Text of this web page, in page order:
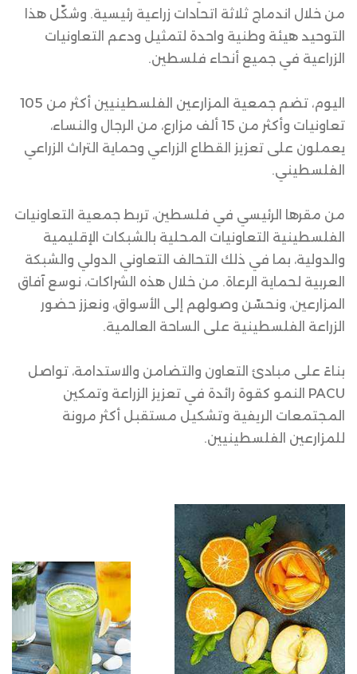
من خلال اندماج ثلاثة اتحادات زراعية رئيسية. وشكّل هذا
التوحيد هيئة وطنية واحدة لتمثيل ودعم التعاونيات
الزراعية في جميع أنحاء فلسطين.
اليوم، تضم جمعية المزارعين الفلسطينيين أكثر من 105
تعاونيات وأكثر من 15 ألف مزارع، من الرجال والنساء،
يعملون على تعزيز القطاع الزراعي وحماية التراث الزراعي
الفلسطيني.
من مقرها الرئيسي في فلسطين، تربط جمعية التعاونيات
الفلسطينية التعاونيات المحلية بالشبكات الإقليمية
والدولية، بما في ذلك التحالف التعاوني الدولي والشبكة
العربية لحماية الرعاة. من خلال هذه الشراكات، نوسع آفاق
المزارعين، ونحسّن وصولهم إلى الأسواق، ونعزز حضور
الزراعة الفلسطينية على الساحة العالمية.
بناءً على مبادئ التعاون والتضامن والاستدامة، تواصل
PACU النمو كقوة رائدة في تعزيز الزراعة وتمكين
المجتمعات الريفية وتشكيل مستقبل أكثر مرونة
للمزارعين الفلسطينيين.